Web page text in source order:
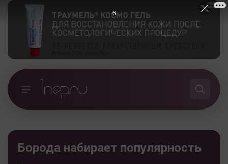
Борода набирает популярность
5